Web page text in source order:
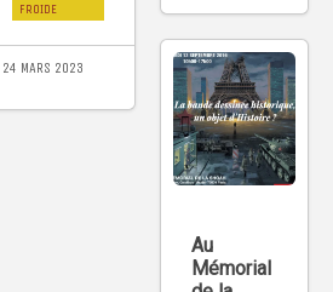
FROIDE
24 MARS 2023
Au
Mémorial